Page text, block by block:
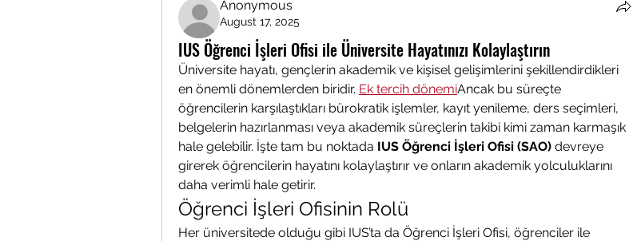
Anonymous
August 17, 2025
IUS Öğrenci İşleri Ofisi ile Üniversite Hayatınızı Kolaylaştırın
Üniversite hayatı, gençlerin akademik ve kişisel gelişimlerini şekillendirdikleri
en önemli dönemlerden biridir. Ek tercih dönemiAncak bu süreçte
öğrencilerin karşılaştıkları bürokratik işlemler, kayıt yenileme, ders seçimleri,
belgelerin hazırlanması veya akademik süreçlerin takibi kimi zaman karmaşık
hale gelebilir. İşte tam bu noktada IUS Öğrenci İşleri Ofisi (SAO) devreye
girerek öğrencilerin hayatını kolaylaştırır ve onların akademik yolculuklarını
daha verimli hale getirir.
Öğrenci İşleri Ofisinin Rolü
Her üniversitede olduğu gibi IUS’ta da Öğrenci İşleri Ofisi, öğrenciler ile